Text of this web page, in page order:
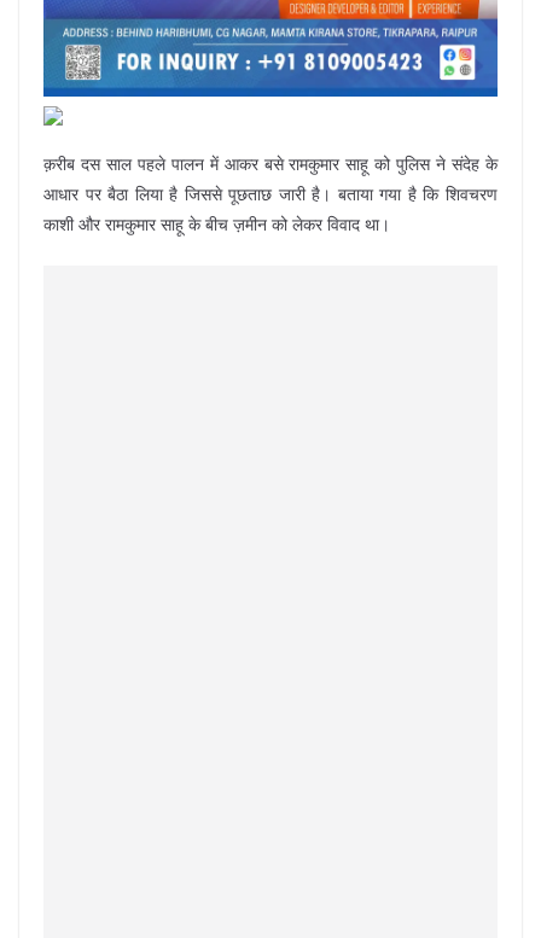
क़रीब दस साल पहले पालन में आकर बसे रामकुमार साहू को पुलिस ने संदेह के
आधार पर बैठा लिया है जिससे पूछताछ जारी है। बताया गया है कि शिवचरण
काशी और रामकुमार साहू के बीच ज़मीन को लेकर विवाद था।